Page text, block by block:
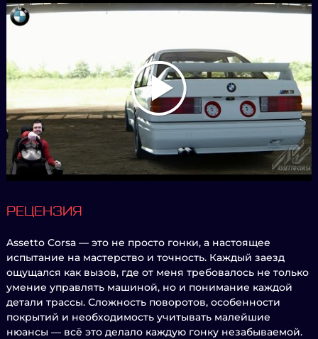
РЕЦЕНЗИЯ
Assetto Corsa — это не просто гонки, а настоящее
испытание на мастерство и точность. Каждый заезд
ощущался как вызов, где от меня требовалось не только
умение управлять машиной, но и понимание каждой
детали трассы. Сложность поворотов, особенности
покрытий и необходимость учитывать малейшие
нюансы — всё это делало каждую гонку незабываемой.